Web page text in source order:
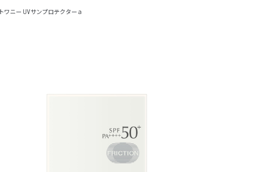
トワニー UVサンプロテクターａ